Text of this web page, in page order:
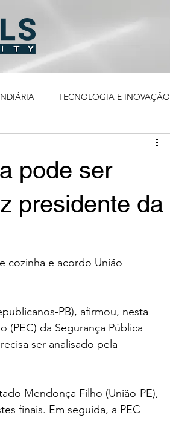
TECNOLOGIA E INOVAÇÃO
pode ser
presidente da
cozinha e acordo União
PB), afirmou, nesta
(PEC) da Segurança Pública
ser analisado pela
Mendonça Filho (União-PE),
finais. Em seguida, a PEC